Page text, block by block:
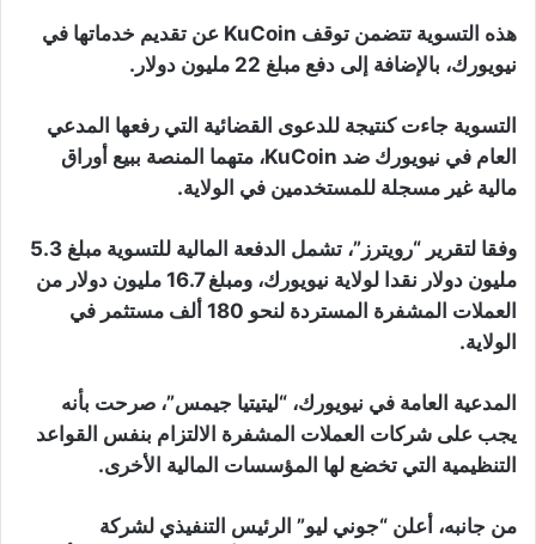
هذه التسوية تتضمن توقف KuCoin عن تقديم خدماتها في
نيويورك، بالإضافة إلى دفع مبلغ 22 مليون دولار.
التسوية جاءت كنتيجة للدعوى القضائية التي رفعها المدعي
العام في نيويورك ضد KuCoin، متهما المنصة ببيع أوراق
مالية غير مسجلة للمستخدمين في الولاية.
وفقا لتقرير “رويترز”، تشمل الدفعة المالية للتسوية مبلغ 5.3
مليون دولار نقدا لولاية نيويورك، ومبلغ 16.7 مليون دولار من
العملات المشفرة المستردة لنحو 180 ألف مستثمر في
الولاية.
المدعية العامة في نيويورك، “ليتيتيا جيمس”، صرحت بأنه
يجب على شركات العملات المشفرة الالتزام بنفس القواعد
التنظيمية التي تخضع لها المؤسسات المالية الأخرى.
من جانبه، أعلن “جوني ليو” الرئيس التنفيذي لشركة